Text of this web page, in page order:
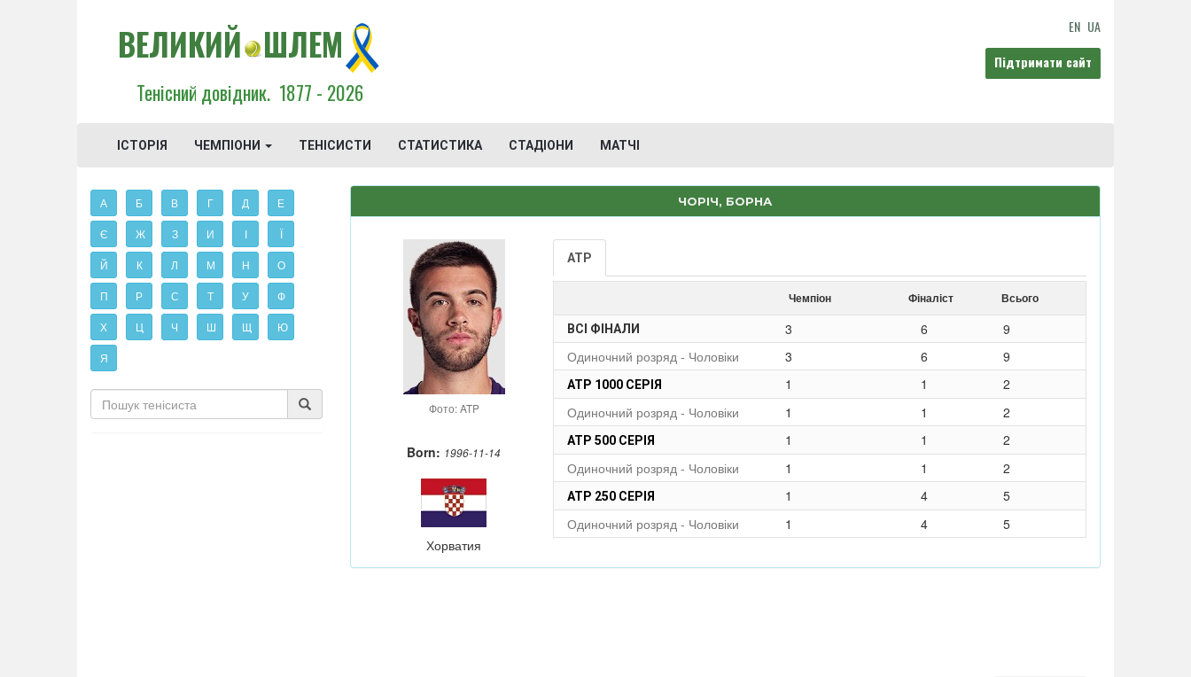
ВЕЛИКИЙ ШЛЕМ
Тенісний довідник. 1877 - 2026
EN UA
Підтримати сайт
ІСТОРІЯ ЧЕМПІОНИ ТЕНІСИСТИ СТАТИСТИКА СТАДІОНИ МАТЧІ
А Б В Г Д Е
Є Ж З И І Ї
Й К Л М Н О
П Р С Т У Ф
Х Ц Ч Ш Щ Ю
Я
ЧОРІЧ, БОРНА
Фото: ATP
Born: 1996-11-14
Хорватия
ATP
Чемпіон Фіналіст Всього
ВСІ ФІНАЛИ 3 6
9
Одиночний розряд - Чоловіки
3 6 9
ATP 1000 СЕРІЯ 1 1
2
Одиночний розряд - Чоловіки
1 1 2
ATP 500 СЕРІЯ 1 1
2
Одиночний розряд - Чоловіки
1 1 2
ATP 250 СЕРІЯ 1 4
5
Одиночний розряд - Чоловіки
1 4 5